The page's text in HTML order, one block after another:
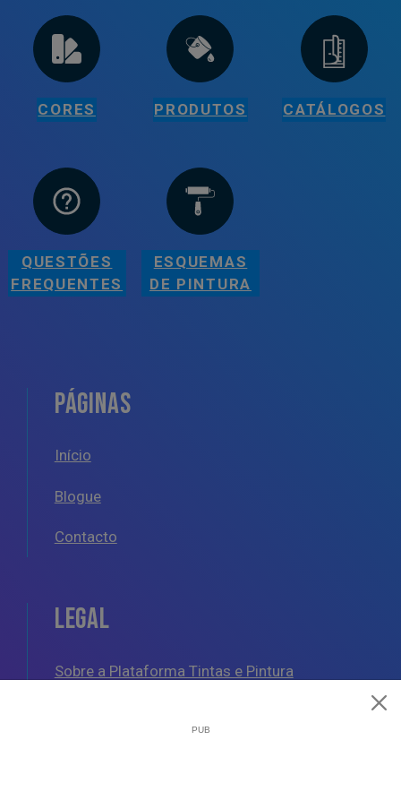
CORES PRODUTOS CATÁLOGOS
QUESTÕES
FREQUENTES
ESQUEMAS
DE PINTURA
PÁGINAS
Início
Blogue
Contacto
LEGAL
Sobre a Plataforma Tintas e Pintura